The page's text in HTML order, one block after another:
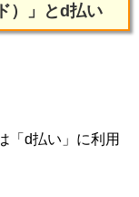
）」とd払い
「d払い」に利用